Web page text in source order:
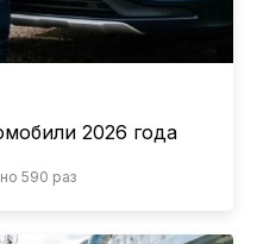
2026 года
590 раз